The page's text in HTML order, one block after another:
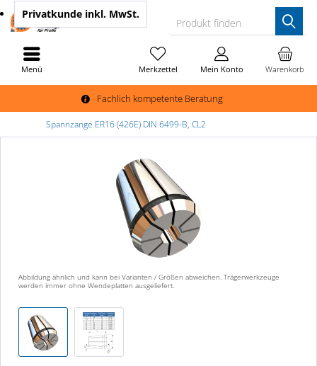
Fachlich kompetente Beratung
Produkt finden
Warenkorb
Merkzettel Mein Konto
Privatkunde inkl. MwSt.
Menü
Spannzange ER16 (426E) DIN 6499-B, CL2
Abbildung ähnlich und kann bei Varianten / Größen abweichen. Trägerwerkzeuge
werden immer ohne Wendeplatten ausgeliefert.